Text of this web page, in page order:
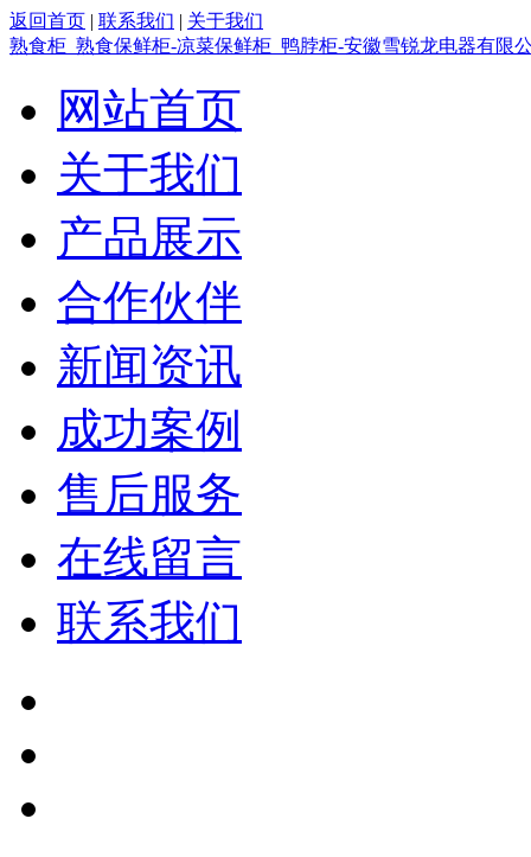
返回首页 | 联系我们 | 关于我们
熟食柜_熟食保鲜柜-凉菜保鲜柜_鸭脖柜-安徽雪锐龙电器有限
网站首页
关于我们
产品展示
合作伙伴
新闻资讯
成功案例
售后服务
在线留言
联系我们